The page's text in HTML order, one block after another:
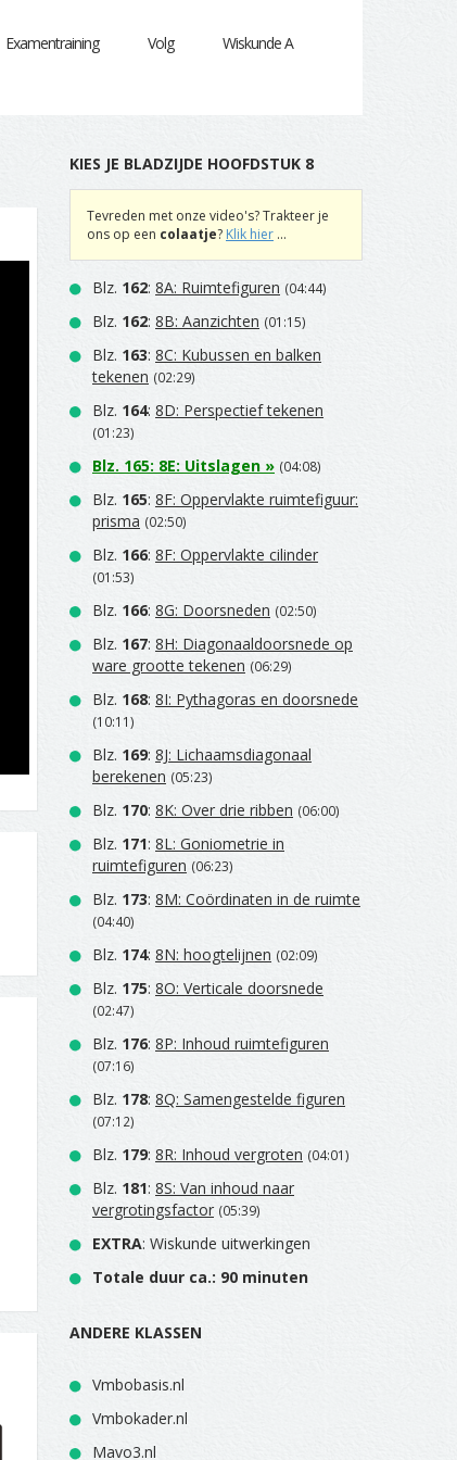
Examentraining Volg Wiskunde A
KIES JE BLADZIJDE HOOFDSTUK 8
Tevreden met onze video's? Trakteer je
ons op een colaatje? Klik hier ...
Blz. 162: 8A: Ruimtefiguren (04:44)
Blz. 162: 8B: Aanzichten (01:15)
Blz. 163: 8C: Kubussen en balken
tekenen (02:29)
Blz. 164: 8D: Perspectief tekenen
(01:23)
Blz. 165: 8E: Uitslagen » (04:08)
Blz. 165: 8F: Oppervlakte ruimtefiguur:
prisma (02:50)
Blz. 166: 8F: Oppervlakte cilinder
(01:53)
Blz. 166: 8G: Doorsneden (02:50)
Blz. 167: 8H: Diagonaaldoorsnede op
ware grootte tekenen (06:29)
Blz. 168: 8I: Pythagoras en doorsnede
(10:11)
Blz. 169: 8J: Lichaamsdiagonaal
berekenen (05:23)
Blz. 170: 8K: Over drie ribben (06:00)
Blz. 171: 8L: Goniometrie in
ruimtefiguren (06:23)
Blz. 173: 8M: Coördinaten in de ruimte
(04:40)
Blz. 174: 8N: hoogtelijnen (02:09)
Blz. 175: 8O: Verticale doorsnede
(02:47)
Blz. 176: 8P: Inhoud ruimtefiguren
(07:16)
Blz. 178: 8Q: Samengestelde figuren
(07:12)
Blz. 179: 8R: Inhoud vergroten (04:01)
Blz. 181: 8S: Van inhoud naar
vergrotingsfactor (05:39)
EXTRA: Wiskunde uitwerkingen
Totale duur ca.: 90 minuten
ANDERE KLASSEN
Vmbobasis.nl
Vmbokader.nl
Mavo3.nl